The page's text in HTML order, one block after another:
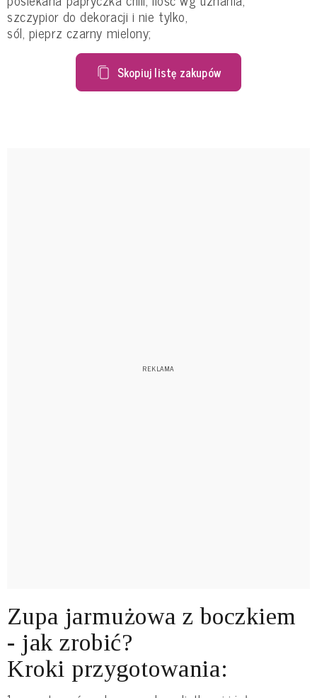
szczypior do dekoracji i nie tylko,
sól, pieprz czarny mielony;
Skopiuj listę zakupów
Zupa jarmużowa z boczkiem
- jak zrobić?
Kroki przygotowania: